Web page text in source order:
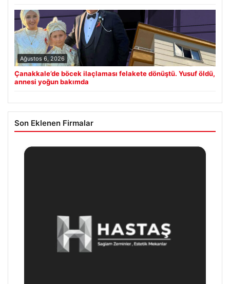
Ağustos 6, 2026
Çanakkale’de böcek ilaçlaması felakete dönüştü. Yusuf öldü,
annesi yoğun bakımda
Son Eklenen Firmalar